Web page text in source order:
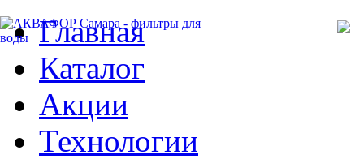
Главная
Каталог
Акции
Технологии